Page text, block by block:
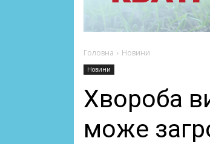
Головна Новини
Новини
Хвороба
може